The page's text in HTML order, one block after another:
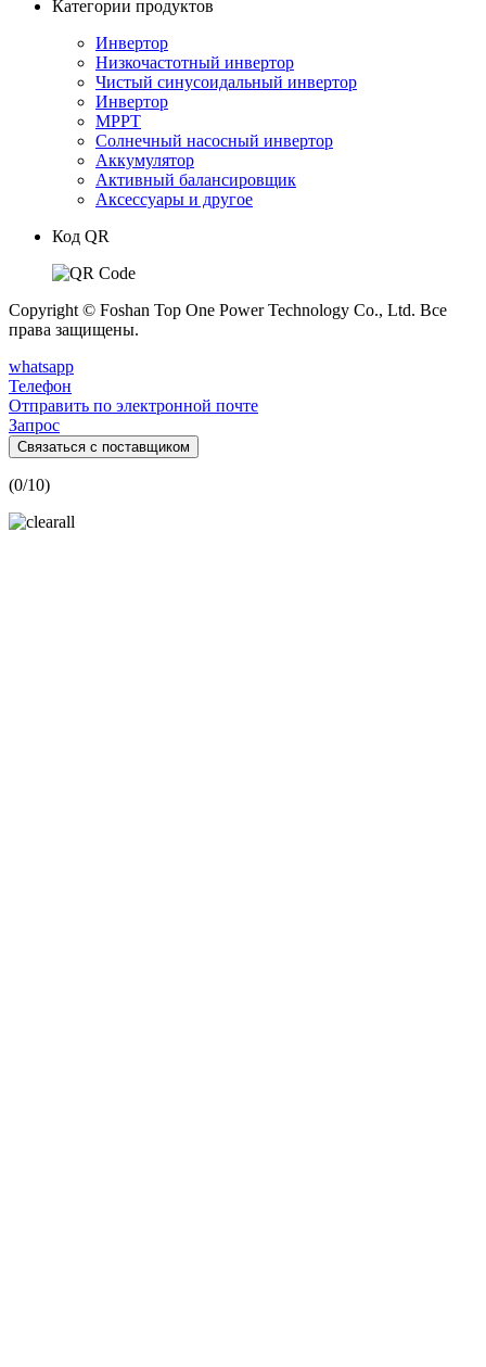
Категории продуктов
Инвертор
Низкочастотный инвертор
Чистый синусоидальный инвертор
Инвертор
MPPT
Солнечный насосный инвертор
Аккумулятор
Активный балансировщик
Аксессуары и другое
Код QR
Copyright © Foshan Top One Power Technology Co., Ltd. Все
права защищены.
whatsapp
Телефон
Отправить по электронной почте
Запрос
Связаться с поставщиком
(0/10)